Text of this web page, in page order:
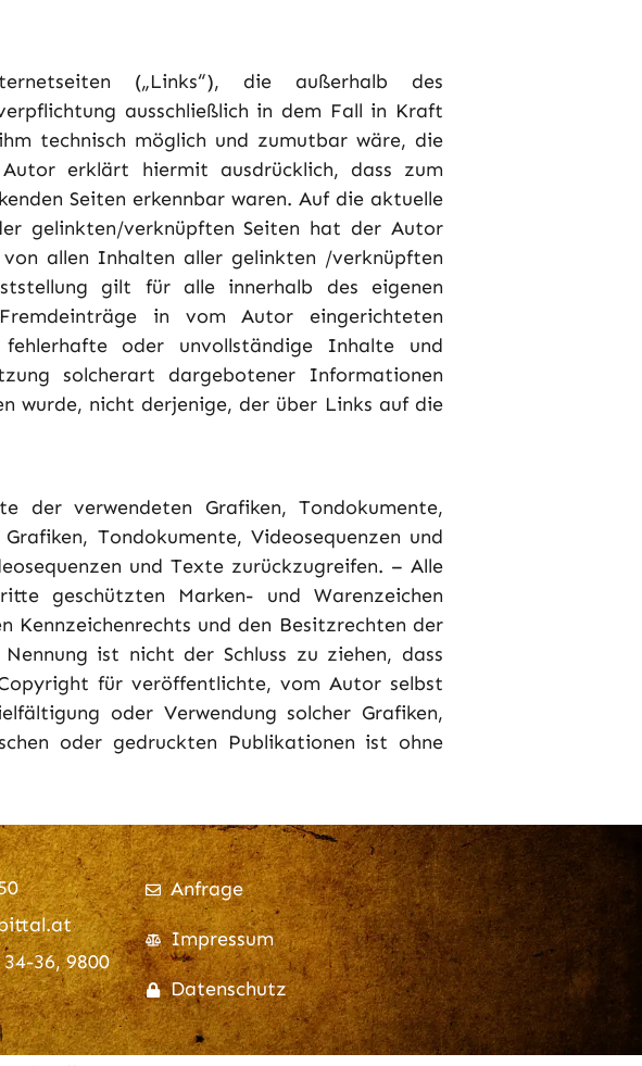
(„Links“), die außerhalb des
ausschließlich in dem Fall in Kraft
technisch möglich und zumutbar wäre, die
erklärt hiermit ausdrücklich, dass zum
Seiten erkennbar waren. Auf die aktuelle
gelinkten/verknüpften Seiten hat der Autor
allen Inhalten aller gelinkten /verknüpften
gilt für alle innerhalb des eigenen
in vom Autor eingerichteten
fehlerhafte oder unvollständige Inhalte und
solcherart dargebotener Informationen
wurde, nicht derjenige, der über Links auf die
verwendeten Grafiken, Tondokumente,
Tondokumente, Videosequenzen und
und Texte zurückzugreifen. – Alle
geschützten Marken- und Warenzeichen
Kennzeichenrechts und den Besitzrechten der
ist nicht der Schluss zu ziehen, dass
für veröffentlichte, vom Autor selbst
oder Verwendung solcher Grafiken,
oder gedruckten Publikationen ist ohne
36, 9800
Anfrage
Impressum
Datenschutz